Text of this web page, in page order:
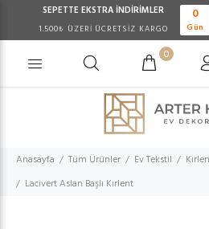
SEPETTE EKSTRA İNDİRİMLER
1.500₺ ÜZERİ ÜCRETSİZ KARGO
0
Gün
0
Anasayfa Tüm Ürünler Ev Tekstil
Lacivert Aslan Başlı Kırlent